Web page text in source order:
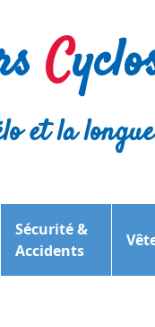
C
et la
Sécurité &
Accidents